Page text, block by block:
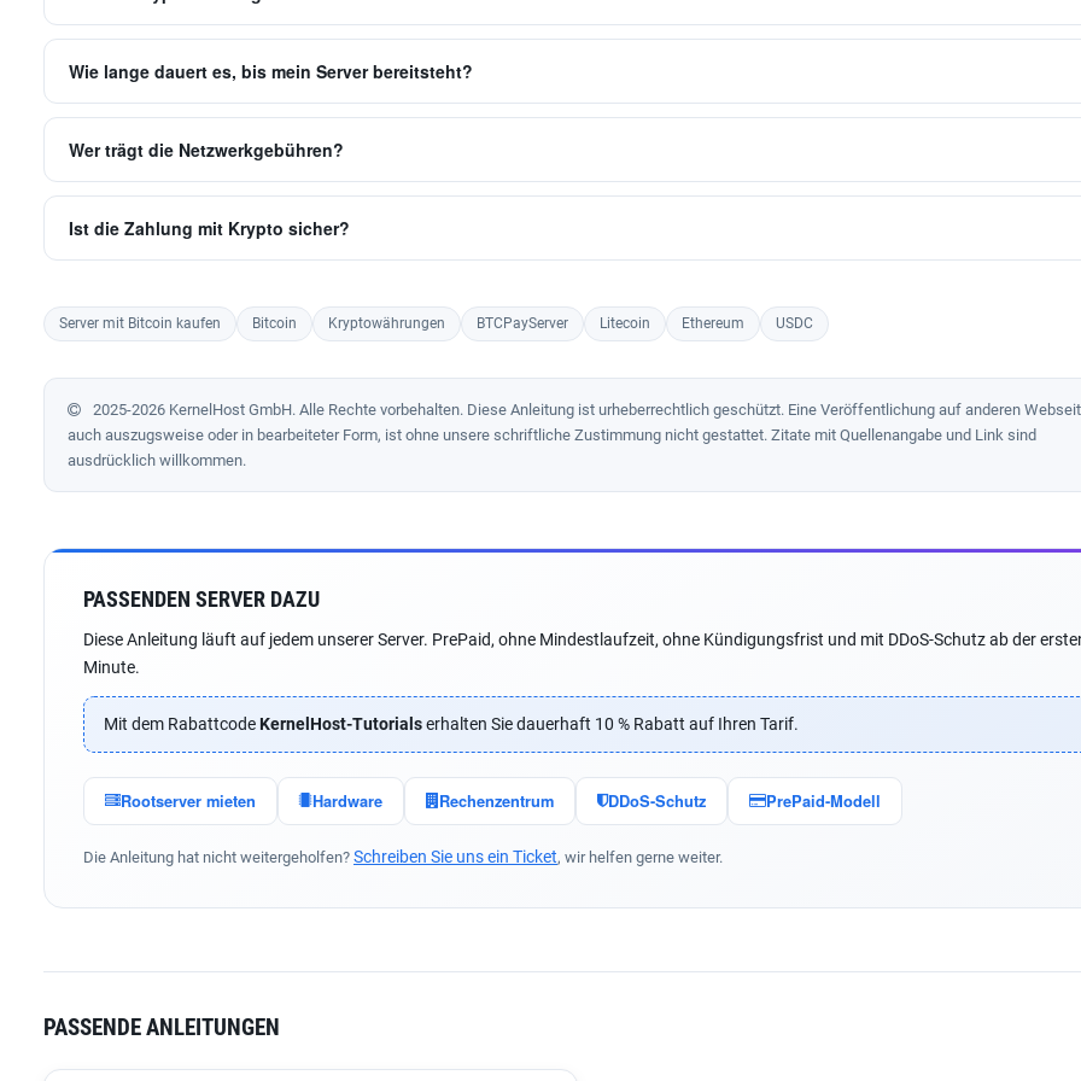
Wie lange dauert es, bis mein Server bereitsteht?
Wer trägt die Netzwerkgebühren?
Ist die Zahlung mit Krypto sicher?
Server mit Bitcoin kaufen Bitcoin Kryptowährungen BTCPayServer Litecoin Ethereum USDC
2025-2026 KernelHost GmbH. Alle Rechte vorbehalten. Diese Anleitung ist urheberrechtlich geschützt. Eine Veröffentlichung auf anderen
auch auszugsweise oder in bearbeiteter Form, ist ohne unsere schriftliche Zustimmung nicht gestattet. Zitate mit Quellenangabe und Link sind
ausdrücklich willkommen.
PASSENDEN SERVER DAZU
Diese Anleitung läuft auf jedem unserer Server. PrePaid, ohne Mindestlaufzeit, ohne Kündigungsfrist und mit DDoS-Schutz ab der
Minute.
Mit dem RabattcodeKernelHost-Tutorialserhalten Sie dauerhaft 10 % Rabatt auf Ihren Tarif.
Rootserver mieten Hardware Rechenzentrum DDoS-Schutz PrePaid-Modell
Die Anleitung hat nicht weitergeholfen? Schreiben Sie uns ein Ticket, wir helfen gerne weiter.
PASSENDE ANLEITUNGEN